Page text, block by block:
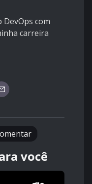
com
carreira
você